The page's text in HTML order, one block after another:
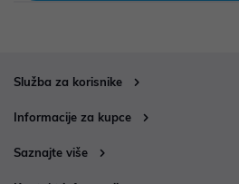
Služba za korisnike
Informacije za kupce
Saznajte više